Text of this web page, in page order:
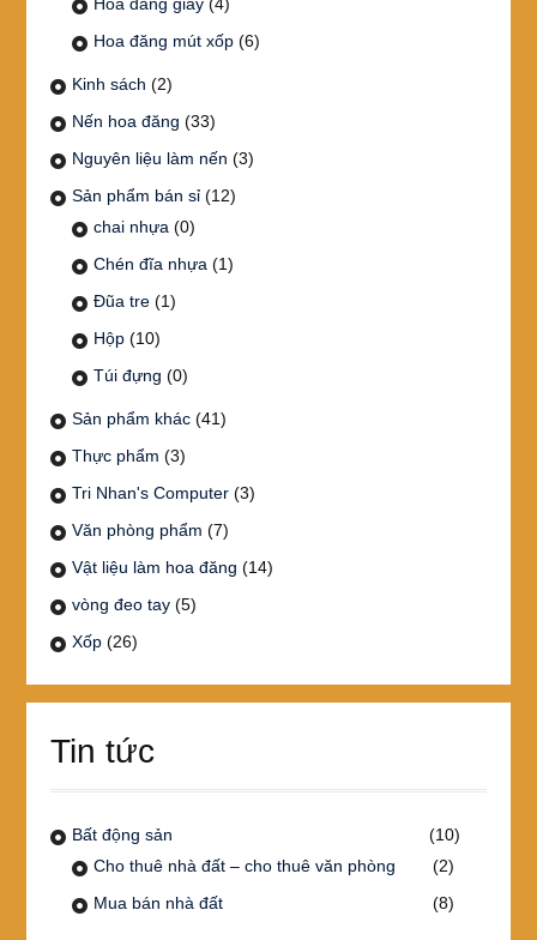
Hoa đăng giấy (4)
Hoa đăng mút xốp (6)
Kinh sách (2)
Nến hoa đăng (33)
Nguyên liệu làm nến (3)
Sản phẩm bán sỉ (12)
chai nhựa (0)
Chén đĩa nhựa (1)
Đũa tre (1)
Hộp (10)
Túi đựng (0)
Sản phẩm khác (41)
Thực phẩm (3)
Tri Nhan's Computer (3)
Văn phòng phẩm (7)
Vật liệu làm hoa đăng (14)
vòng đeo tay (5)
Xốp (26)
Tin tức
Bất động sản
(10)
Cho thuê nhà đất – cho thuê văn phòng
(2)
Mua bán nhà đất
(8)